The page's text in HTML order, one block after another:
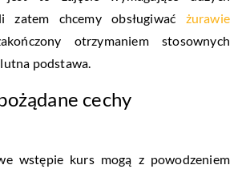
zatem chcemy obsługiwać żurawie
otrzymaniem stosownych
podstawa.
cechy
wstępie kurs mogą z powodzeniem